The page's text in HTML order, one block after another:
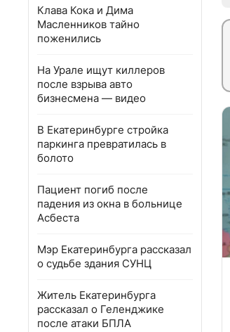
Клава Кока и Дима
Масленников тайно
поженились
На Урале ищут киллеров
после взрыва авто
бизнесмена — видео
В Екатеринбурге стройка
паркинга превратилась в
болото
Пациент погиб после
падения из окна в больнице
Асбеста
Мэр Екатеринбурга рассказал
о судьбе здания СУНЦ
Житель Екатеринбурга
рассказал о Геленджике
после атаки БПЛА